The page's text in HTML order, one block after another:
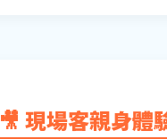
🎥 現場客親身體